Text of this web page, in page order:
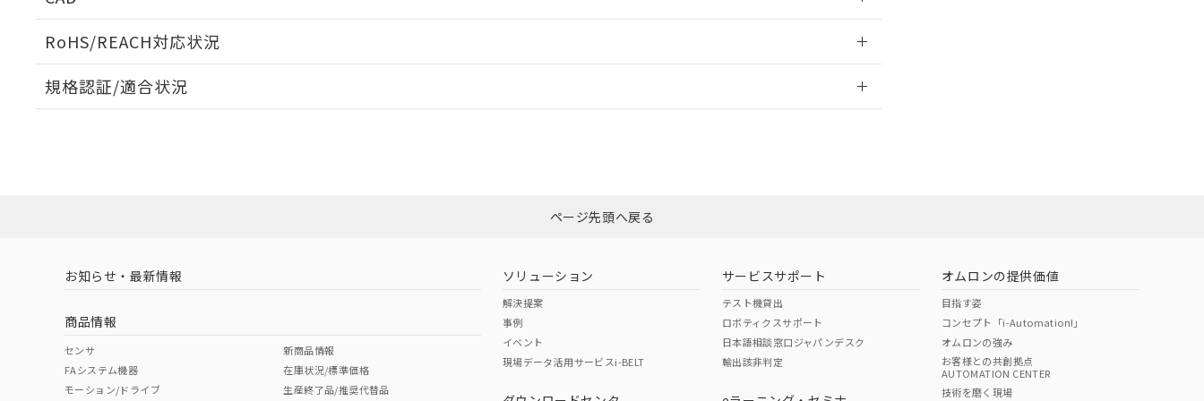
l: 0mm以上、φd: 8mm以上、D: 0mm以上、m: 4.5mm以上、n: 12mm以上
RoHS/REACH対応状況
EU RoHS 注意事項・凡例
ダウンロードはこちら
中国 RoHS 注意事項・凡例
中国 RoHS表
Pb Hg Cr(VI)
規格認証/適合状況
（イギリス
（ノルウェー
（日本
（アメリカ
ページ先頭へ戻る
お知らせ・最新情報
商品情報
センサ
FAシステム機器
モーション/ドライブ
新商品情報
在庫状況/標準価格
生産終了品/推奨代替品
ソリューション
解決提案
事例
イベント
現場データ活用サービスi-BELT
サービスサポート
テスト機貸出
ロボティクスサポート
日本語相談窓口ジャパンデスク
輸出該非判定
オムロンの提供価値
目指す姿
コンセプト「i-Automation!」
オムロンの強み
お客様との共創拠点
AUTOMATION CENTER
技術を磨く現場